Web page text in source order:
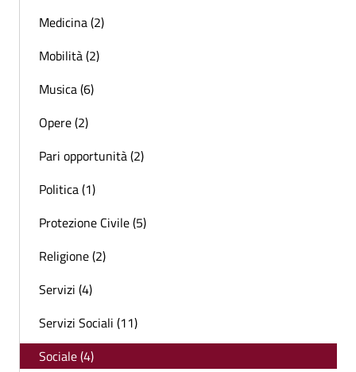
Medicina (2)
Mobilità (2)
Musica (6)
Opere (2)
Pari opportunità (2)
Politica (1)
Protezione Civile (5)
Religione (2)
Servizi (4)
Servizi Sociali (11)
Sociale (4)